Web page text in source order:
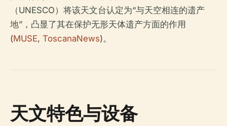
（UNESCO）将该天文台认定为“与天空相连的遗产
地”，凸显了其在保护无形天体遗产方面的作用
(MUSE, ToscanaNews)。
天文特色与设备